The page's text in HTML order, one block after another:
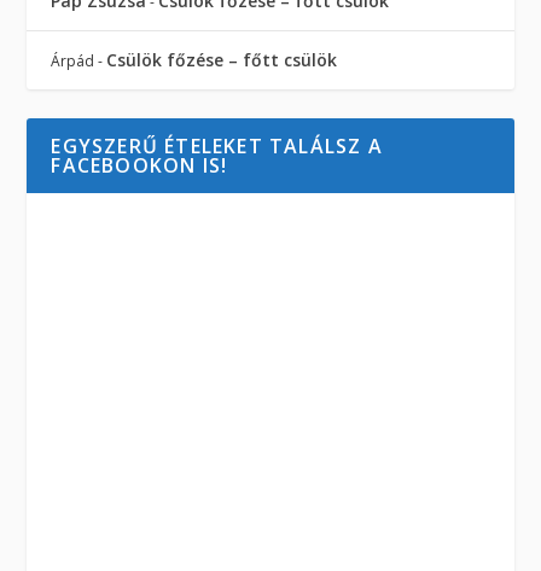
Árpád - Csülök főzése – főtt csülök
EGYSZERŰ ÉTELEKET TALÁLSZ A
FACEBOOKON IS!